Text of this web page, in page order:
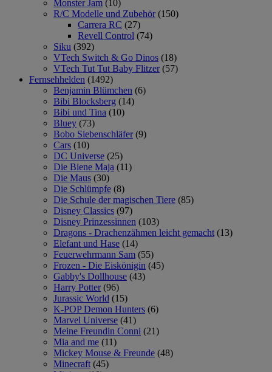
Monster Jam (10)
R/C Modelle und Zubehör (150)
Carrera RC (27)
Revell Control (74)
Siku (392)
VTech Switch & Go Dinos (18)
VTech Tut Tut Baby Flitzer (57)
Fernsehhelden (1492)
Benjamin Blümchen (6)
Bibi Blocksberg (14)
Bibi und Tina (10)
Bluey (73)
Bobo Siebenschläfer (9)
Cars (10)
DC Universe (25)
Die Biene Maja (11)
Die Maus (30)
Die Schlümpfe (8)
Die Schule der magischen Tiere (85)
Disney Classics (97)
Disney Prinzessinnen (103)
Dragons - Drachenzähmen leicht gemacht (13)
Elefant und Hase (14)
Feuerwehrmann Sam (55)
Frozen - Die Eiskönigin (45)
Gabby's Dollhouse (43)
Harry Potter (96)
Jurassic World (15)
K-POP Demon Hunters (6)
Marvel Universe (41)
Meine Freundin Conni (21)
Mia and me (11)
Mickey Mouse & Freunde (48)
Minecraft (45)